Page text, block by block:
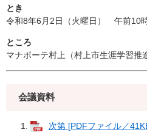
とき
令和8年6月2日（火曜日） 午前10
ところ
マナボーテ村上（村上市生涯学習推
会議資料
次第 [PDFファイル／